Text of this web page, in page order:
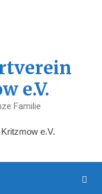
e.V.
Familie